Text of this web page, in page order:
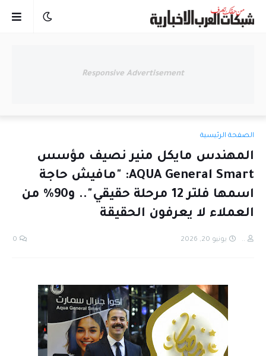
Responsive Advertisement
الصفحة الرئيسية
المهندس مايكل منير نصيف مؤسس
AQUA General Smart: "مافيش حاجة
اسمها فلتر 12 مرحلة حقيقي".. و90% من
العملاء لا يعرفون الحقيقة
.. يونيو 20, 2026 0